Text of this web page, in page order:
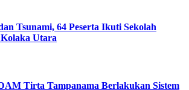
Tsunami, 64 Peserta Ikuti Sekolah
Utara
Tirta Tampanama Berlakukan Sistem